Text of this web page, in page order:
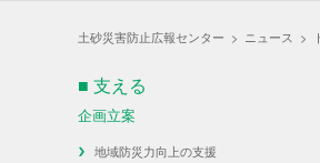
土砂災害防止広報センター > ニュース >
■ 支える
企画立案
地域防災力向上の支援